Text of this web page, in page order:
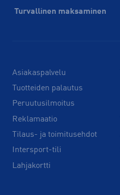
Turvallinen maksaminen
Asiakaspalvelu
Tuotteiden palautus
Peruutusilmoitus
Reklamaatio
Tilaus- ja toimitusehdot
Intersport-tili
Lahjakortti